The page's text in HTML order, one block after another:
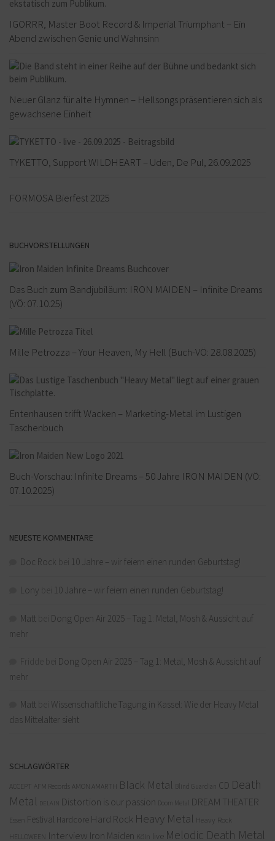
IGORRR, Master Boot Record & Imperial Triumphant – Ein
Abend zwischen Genie und Wahnsinn
Neuer Glanz für alte Hymnen – Hellsongs präsentieren sich als
gewachsene Einheit
TYKETTO, Support WILDHEART – Uden, De Pul, 26.09.2025
FORMOSA Bierfest 2025
BUCHVORSTELLUNGEN
Das Buch zum Bandjubiläum: IRON MAIDEN – Infinite Dreams
(VÖ: 07.10.25)
Mille Petrozza – Your Heaven, My Hell (Buch-VÖ: 28.08.2025)
Entenhausen trifft Wacken – Marketing-Metal im Lustigen
Taschenbuch
Buch-Vorschau: Infinite Dreams – 50 Jahre IRON MAIDEN (VÖ:
07.10.2025)
NEUESTE KOMMENTARE
Doc Rock 10 Jahre – wir feiern einen runden Geburtstag!
Lony 10 Jahre – wir feiern einen runden Geburtstag!
Matt
Dong Open Air 2025 – Tag 1: Metal, Mosh & Aussicht auf
mehr
Dong Open Air 2025 – Tag 1: Metal, Mosh & Aussicht auf
mehr
Matt
Wissenschaftliche Tagung in Kassel: Wie der Heavy Metal
das Mittelalter sieht
SCHLAGWÖRTER
ACCEPT AFM Records AMON AMARTH Black Metal Blind Guardian CD Death
Metal
DELAIN Distortion is our passion Doom Metal DREAM THEATER
Essen Festival Hardcore Hard Rock Heavy Metal Heavy Rock
HELLOWEEN Interview Iron Maiden Köln live Melodic Death Metal